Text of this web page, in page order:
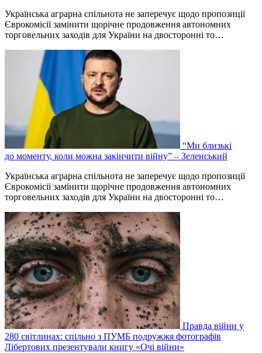
Українська аграрна спільнота не заперечує щодо пропозиції
Єврокомісії замінити щорічне продовження автономних
торговельних заходів для України на двосторонні то…
“Ми близькі
до моменту, коли можна закінчити війну” – Зеленський
Українська аграрна спільнота не заперечує щодо пропозиції
Єврокомісії замінити щорічне продовження автономних
торговельних заходів для України на двосторонні то…
Правда війни у
280 світлинах: спільно з ПУМБ подружжя фотографів
Лібертових презентували книгу «Очі війни»